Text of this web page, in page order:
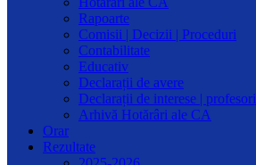
Rapoarte
Comisii | Decizii | Proceduri
Contabilitate
Educativ
Declarații de avere
Declarații de interese | profesori
Arhivă Hotărâri ale CA
Orar
Rezultate